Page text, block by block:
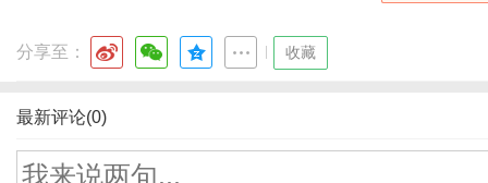
分享至： 收藏
最新评论(0)